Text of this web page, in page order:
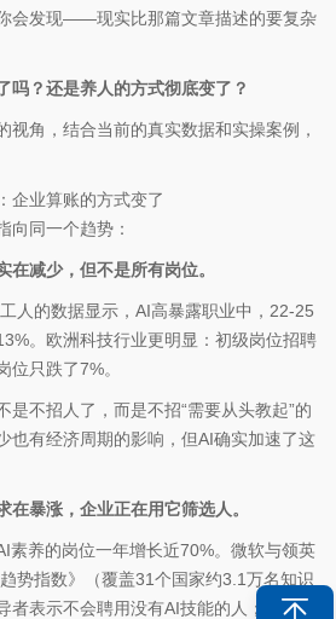
会发现——现实比那篇文章描述的要复杂
吗？还是养人的方式彻底变了？
视角，结合当前的真实数据和实操案例，
企业算账的方式变了
向同一个趋势：
在减少，但不是所有岗位。
人的数据显示，AI高暴露职业中，22-25
。欧洲科技行业更明显：初级岗位招聘
位只跌了7%。
是不招人了，而是不招“需要从头教起”的
也有经济周期的影响，但AI确实加速了这
在暴涨，企业正在用它筛选人。
素养的岗位一年增长近70%。微软与领英
势指数》（覆盖31个国家约3.1万名知识
者表示不会聘用没有AI技能的人；71%更